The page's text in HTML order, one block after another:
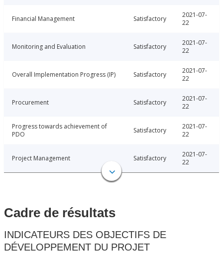
Financial Management Satisfactory
2021-07-
22
Monitoring and Evaluation Satisfactory
2021-07-
22
Overall Implementation Progress (IP) Satisfactory
2021-07-
22
Procurement Satisfactory
2021-07-
22
Progress towards achievement of
PDO
Satisfactory
2021-07-
22
Project Management Satisfactory
2021-07-
22
Cadre de résultats
INDICATEURS DES OBJECTIFS DE
DÉVELOPPEMENT DU PROJET